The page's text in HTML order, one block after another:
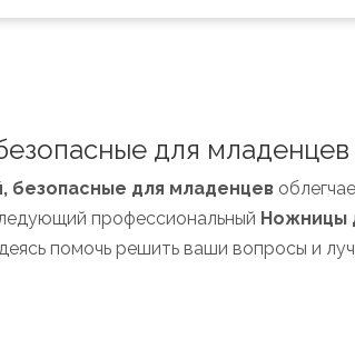
для младенцев
безопасные для младенцев
профессиональный Ножницы
помочь решить ваши вопросы и